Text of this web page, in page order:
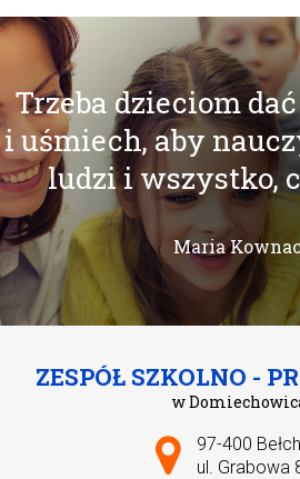
Trzeba dzieciom
i uśmiech, aby
ludzi i wszystko,
Maria
ZESPÓŁ SZKOLNO -
w
Adres
97-400
ul. Grabowa